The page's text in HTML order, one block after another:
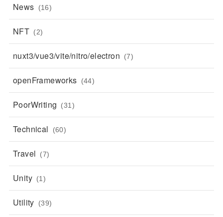
News (16)
NFT (2)
nuxt3/vue3/vite/nitro/electron (7)
openFrameworks (44)
PoorWriting (31)
Technical (60)
Travel (7)
Unity (1)
Utility (39)